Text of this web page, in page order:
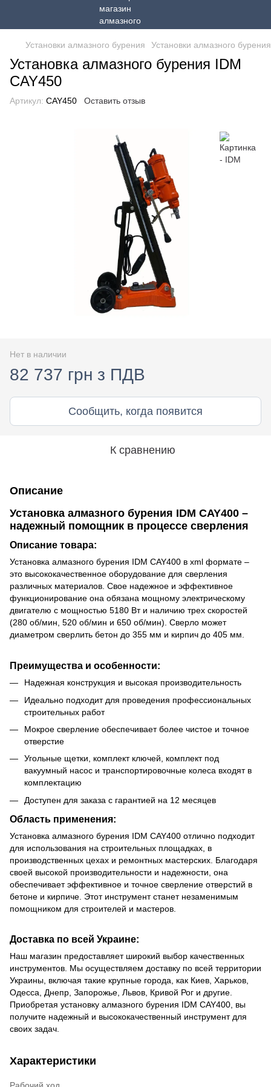
Установки алмазного бурения Установки алмазного
Установка алмазного бурения IDM
CAY450
Артикул: CAY450 Оставить отзыв
Нет в наличии
82 737 грн з ПДВ
Сообщить, когда появится
К сравнению
Описание
Установка алмазного бурения IDM CAY400 –
надежный помощник в процессе сверления
Описание товара:
Установка алмазного бурения IDM CAY400 в xml формате –
это высококачественное оборудование для сверления
различных материалов. Свое надежное и эффективное
функционирование она обязана мощному электрическому
двигателю с мощностью 5180 Вт и наличию трех скоростей
(280 об/мин, 520 об/мин и 650 об/мин). Сверло может
диаметром сверлить бетон до 355 мм и кирпич до 405 мм.
Преимущества и особенности:
Надежная конструкция и высокая производительность
Идеально подходит для проведения профессиональных
строительных работ
Мокрое сверление обеспечивает более чистое и точное
отверстие
Угольные щетки, комплект ключей, комплект под
вакуумный насос и транспортировочные колеса входят в
комплектацию
Доступен для заказа с гарантией на 12 месяцев
Область применения:
Установка алмазного бурения IDM CAY400 отлично подходит
для использования на строительных площадках, в
производственных цехах и ремонтных мастерских. Благодаря
своей высокой производительности и надежности, она
обеспечивает эффективное и точное сверление отверстий в
бетоне и кирпиче. Этот инструмент станет незаменимым
помощником для строителей и мастеров.
Доставка по всей Украине:
Наш магазин предоставляет широкий выбор качественных
инструментов. Мы осуществляем доставку по всей территории
Украины, включая такие крупные города, как Киев, Харьков,
Одесса, Днепр, Запорожье, Львов, Кривой Рог и другие.
Приобретая установку алмазного бурения IDM CAY400, вы
получите надежный и высококачественный инструмент для
своих задач.
Характеристики